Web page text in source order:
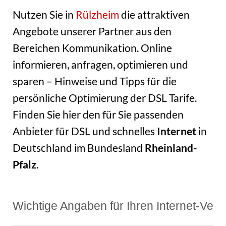
Nutzen Sie in Rülzheimdie attraktiven
Angebote unserer Partner aus den
Bereichen Kommunikation. Online
informieren, anfragen, optimieren und
sparen – Hinweise und Tipps für die
persönliche Optimierung der DSL Tarife.
Finden Sie hier den für Sie passenden
Anbieter für DSL und schnellesInternetin
Deutschland im Bundesland Rheinland-
Pfalz.